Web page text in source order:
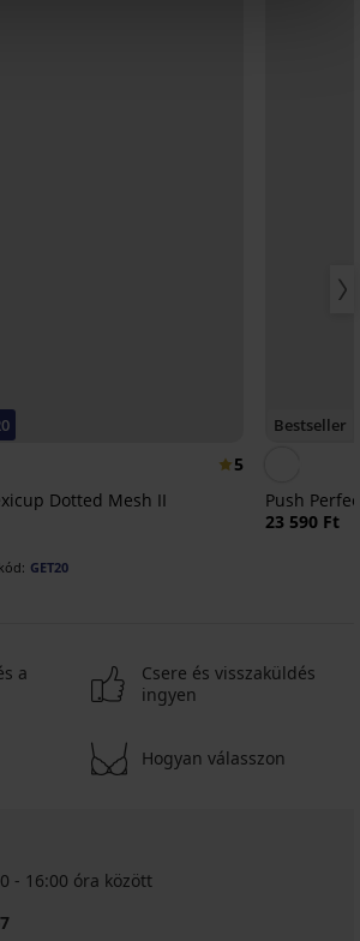
5
Dotted Mesh II
kód: GET20
Bestseller
Push
23 590 Ft
a
Csere és visszaküldés
ingyen
Hogyan válasszon
- 16:00 óra között